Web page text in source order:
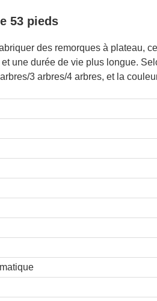
53 pieds
des remorques à plateau,
une durée de vie plus longue.
3 arbres/4 arbres, et la